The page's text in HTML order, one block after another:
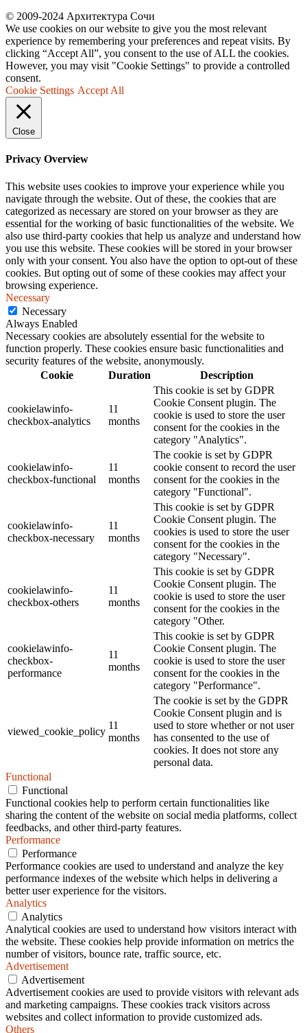
© 2009-2024 Архитектура Сочи
We use cookies on our website to give you the most relevant
experience by remembering your preferences and repeat visits. By
clicking “Accept All”, you consent to the use of ALL the cookies.
However, you may visit "Cookie Settings" to provide a controlled
consent.
Cookie Settings Accept All
Close
Privacy Overview
This website uses cookies to improve your experience while you
navigate through the website. Out of these, the cookies that are
categorized as necessary are stored on your browser as they are
essential for the working of basic functionalities of the website. We
also use third-party cookies that help us analyze and understand how
you use this website. These cookies will be stored in your browser
only with your consent. You also have the option to opt-out of these
cookies. But opting out of some of these cookies may affect your
browsing experience.
Necessary
Necessary
Always Enabled
Necessary cookies are absolutely essential for the website to
function properly. These cookies ensure basic functionalities and
security features of the website, anonymously.
Cookie
Duration Description
cookielawinfo-
checkbox-analytics
11
months
This cookie is set by GDPR
Cookie Consent plugin. The
cookie is used to store the user
consent for the cookies in the
category "Analytics".
cookielawinfo-
checkbox-functional
11
months
The cookie is set by GDPR
cookie consent to record the user
consent for the cookies in the
category "Functional".
cookielawinfo-
checkbox-necessary
11
months
This cookie is set by GDPR
Cookie Consent plugin. The
cookies is used to store the user
consent for the cookies in the
category "Necessary".
cookielawinfo-
checkbox-others
11
months
This cookie is set by GDPR
Cookie Consent plugin. The
cookie is used to store the user
consent for the cookies in the
category "Other.
cookielawinfo-
checkbox-
performance
11
months
This cookie is set by GDPR
Cookie Consent plugin. The
cookie is used to store the user
consent for the cookies in the
category "Performance".
viewed_cookie_policy
11
months
The cookie is set by the GDPR
Cookie Consent plugin and is
used to store whether or not user
has consented to the use of
cookies. It does not store any
personal data.
Functional
Functional
Functional cookies help to perform certain functionalities like
sharing the content of the website on social media platforms, collect
feedbacks, and other third-party features.
Performance
Performance
Performance cookies are used to understand and analyze the key
performance indexes of the website which helps in delivering a
better user experience for the visitors.
Analytics
Analytics
Analytical cookies are used to understand how visitors interact with
the website. These cookies help provide information on metrics the
number of visitors, bounce rate, traffic source, etc.
Advertisement
Advertisement
Advertisement cookies are used to provide visitors with relevant ads
and marketing campaigns. These cookies track visitors across
websites and collect information to provide customized ads.
Others